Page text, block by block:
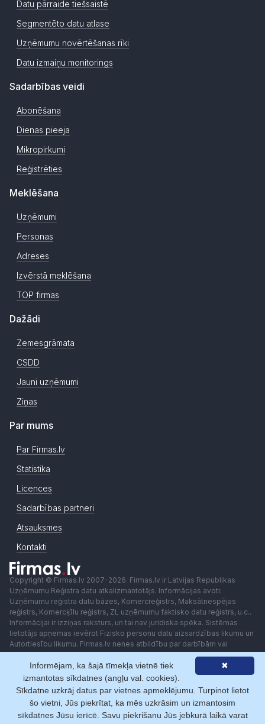
Datu pārraide tiešsaistē
Segmentēto datu atlase
Uzņēmumu novērtēšanas rīki
Datu izmaiņu monitorings
Sadarbības veidi
Abonēšana
Dienas pieeja
Mikropirkumi
Reģistrēties
Meklēšana
Uzņēmumi
Personas
Adreses
Izvērstā meklēšana
TOP firmas
Dažādi
Zemesgrāmata
CSDD
Jauni uzņēmumi
Ziņas
Par mums
Par Firmas.lv
Statistika
Licences
Sadarbības partneri
Atsauksmes
Kontakti
Copyright © Firmas.lv 2007-2026. Firmas.lv ir Latvijas Republikas
Uzņēmumu Reģistra datu atkalizmantotājs. Informācijas avoti:
Uzņēmumu reģistra datu bāzes, Komercreģistrs, Maksātnespējas
reģistrs, Komercķīlu reģistrs, ZL uzņēmumu faktisko datu reģistrs, u.c..
Informācijai ir izziņas raksturs, un tai nav juridiska spēka. Sistēmas
lietotājs apņemas ievērot Fizisko personu datu aizsardzības likumu un
Autortiesību likumu. Firmas.lv nenes atbildību par darbībām vai
lēmumiem, kas balstīti uz saņemto pakalpojumu. Lietotājam aizliegts
izmantot jebkādas automatizētas sistēmas vai iekārtas (robotus)
piekļuvei sistēmai bez rakstiskas saskaņošanas ar Firmas.lv. Galvenā
redaktore: Ingūna Pempere.
Lietošanas noteikumi
Privātuma politika Norēķini ar
✖
Informējam, ka šajā tīmekļa vietnē tiek
izmantotas sīkdatnes (angļu val. cookies).
Sīkdatne uzkrāj datus par vietnes apmeklējumu. Turpinot lietot
šo vietni, Jūs piekrītat, ka mēs uzkrāsim un izmantosim
sīkdatnes Jūsu ierīcē. Savu piekrišanu Jūs jebkurā laikā varat